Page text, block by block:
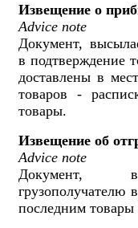
Извещение о
Advice note
Документ,
в подтверждение
доставлены в
товаров -
товары.
Извещение об
Advice note
Документ,
грузополучателю
последним